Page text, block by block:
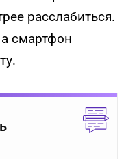
расслабиться.
смартфон